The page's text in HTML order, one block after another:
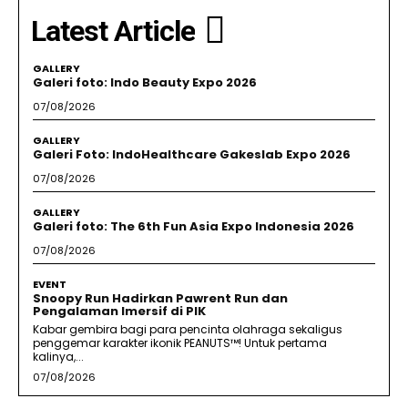
Latest Article
GALLERY
Galeri foto: Indo Beauty Expo 2026
07/08/2026
GALLERY
Galeri Foto: IndoHealthcare Gakeslab Expo 2026
07/08/2026
GALLERY
Galeri foto: The 6th Fun Asia Expo Indonesia 2026
07/08/2026
EVENT
Snoopy Run Hadirkan Pawrent Run dan
Pengalaman Imersif di PIK
Kabar gembira bagi para pencinta olahraga sekaligus
penggemar karakter ikonik PEANUTS™! Untuk pertama
kalinya,...
07/08/2026